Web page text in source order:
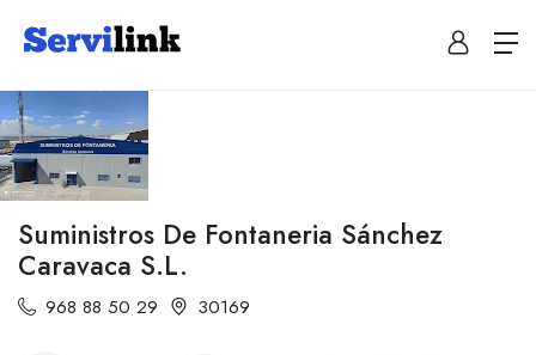
Suministros De Fontaneria Sánchez
Caravaca S.L.
968 88 50 29 30169